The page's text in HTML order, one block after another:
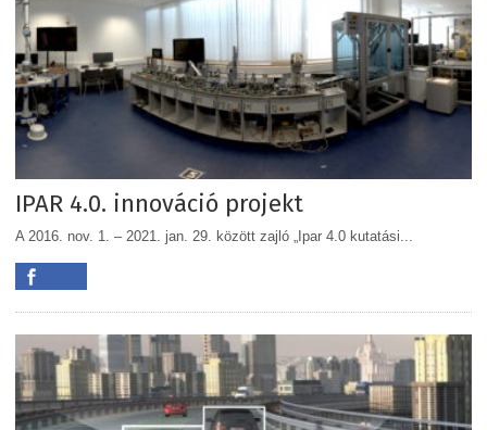
IPAR 4.0. innováció projekt
A 2016. nov. 1. – 2021. jan. 29. között zajló „Ipar 4.0 kutatási...